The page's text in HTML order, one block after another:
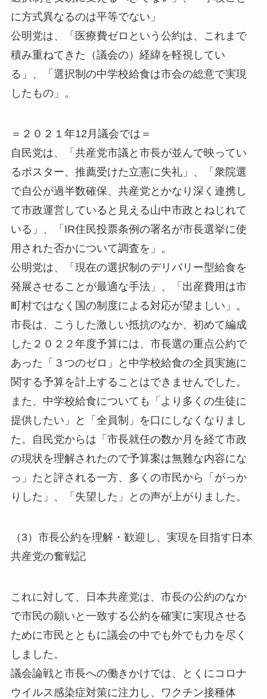
に方式異なるのは平等でない」
公明党は、「医療費ゼロという公約は、これまで
積み重ねてきた（議会の）経緯を軽視してい
る」、「選択制の中学校給食は市会の総意で実現
したもの」。
＝２０２１年12月議会では＝
自民党は、「共産党市議と市長が並んで映ってい
るポスター、推薦受けた立憲に失礼」、「衆院選
で自公が過半数確保、共産党とかなり深く連携し
て市政運営していると見える山中市政とねじれて
いる」、「IR住民投票条例の署名が市長選挙に使
用された否かについて調査を」。
公明党は、「現在の選択制のデリバリー型給食を
発展させることが最適な手法」、「出産費用は市
町村ではなく国の制度による対応が望ましい」。
市長は、こうした激しい抵抗のなか、初めて編成
した２０２２年度予算には、市長選の重点公約で
あった「３つのゼロ」と中学校給食の全員実施に
関する予算を計上することはできませんでした。
また、中学校給食についても「より多くの生徒に
提供したい」と「全員制」を口にしなくなりまし
た。自民党からは「市長就任の数か月を経て市政
の現状を理解されたので予算案は無難な内容にな
っ」たと評される一方、多くの市民から「がっか
りした」、「失望した」との声が上がりました。
（3）市長公約を理解・歓迎し、実現を目指す日本
共産党の奮戦記
これに対して、日本共産党は、市長の公約のなか
で市民の願いと一致する公約を確実に実現させる
ために市民とともに議会の中でも外でも力を尽く
しました。
議会論戦と市長への働きかけでは、とくにコロナ
ウイルス感染症対策に注力し、ワクチン接種体